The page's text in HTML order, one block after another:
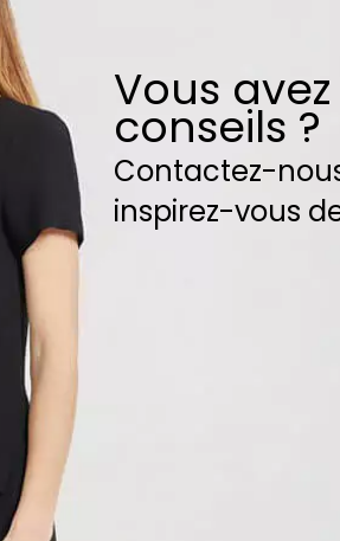
Vous
conseils ?
Contactez-
inspirez-vous